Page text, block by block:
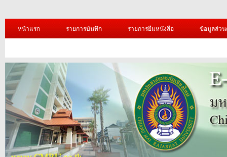
หน้าแรก รายการบันทึก รายการยืมหนังสือ ข้อมูลส่ว